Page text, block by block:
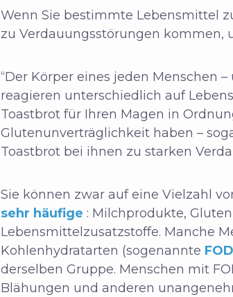
Wenn Sie bestimmte Lebensmittel
zu Verdauungsstörungen kommen,
“Der Körper eines jeden Menschen
reagieren unterschiedlich auf
Toastbrot für Ihren Magen in
Glutenunverträglichkeit haben –
Toastbrot bei ihnen zu starken
Sie können zwar auf eine Vielzahl
sehr häufige : Milchprodukte,
Lebensmittelzusatzstoffe. Manche
Kohlenhydratarten (sogenannte
derselben Gruppe. Menschen mit
Blähungen und anderen